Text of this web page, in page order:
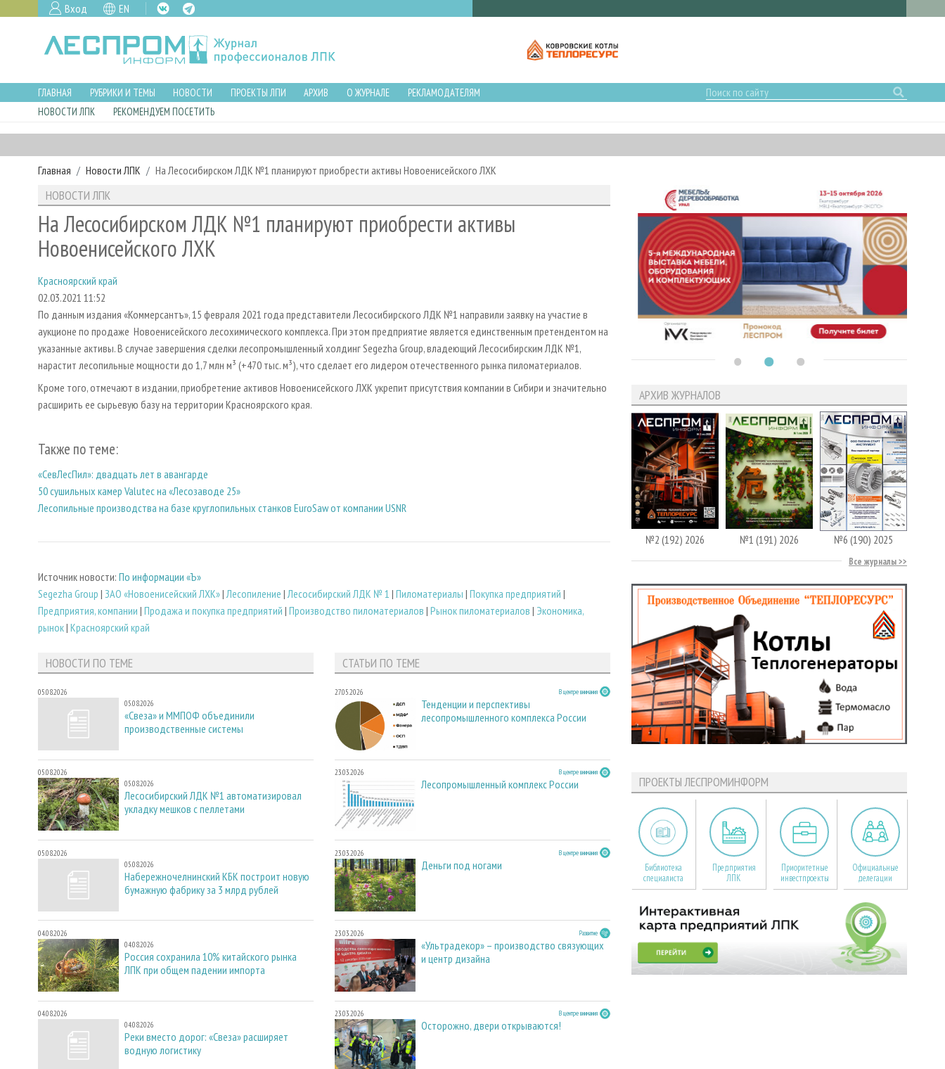
Вход EN
ГЛАВНАЯ РУБРИКИ И ТЕМЫ НОВОСТИ ПРОЕКТЫ ЛПИ АРХИВ О ЖУРНАЛЕ
РЕКЛАМОДАТЕЛЯМ
НОВОСТИ ЛПК
РЕКОМЕНДУЕМ ПОСЕТИТЬ
Главная Новости ЛПК На Лесосибирском ЛДК №1 планируют приобрести активы Новоенисейского ЛХК
НОВОСТИ ЛПК
На Лесосибирском ЛДК №1 планируют приобрести активы
Новоенисейского ЛХК
Красноярский край
02.03.2021 11:52
По данным издания «Коммерсантъ», 15 февраля 2021 года представители Лесосибирского ЛДК №1 направили заявку на участие в
аукционе по продаже Новоенисейского лесохимического комплекса. При этом предприятие является единственным претендентом на
указанные активы. В случае завершения сделки лесопромышленный холдинг Segezha Group, владеющий Лесосибирским ЛДК №1,
нарастит лесопильные мощности до 1,7 млн м³ (+470 тыс. м³), что сделает его лидером отечественного рынка пиломатериалов.
Кроме того, отмечают в издании, приобретение активов Новоенисейского ЛХК укрепит присутствия компании в Сибири и значительно
расширить ее сырьевую базу на территории Красноярского края.
Также по теме:
«СевЛесПил»: двадцать лет в авангарде
50 сушильных камер Valutec на «Лесозаводе 25»
Лесопильные производства на базе круглопильных станков EuroSaw от компании USNR
Источник новости: По информации «Ъ»
Segezha Group | ЗАО «Новоенисейский ЛХК»|Лесопиление |Лесосибирский ЛДК № 1 | Пиломатериалы | Покупка предприятий |
Предприятия, компании | Продажа и покупка предприятий | Производство пиломатериалов | Рынок пиломатериалов | Экономика,
рынок| Красноярский край
НОВОСТИ ПО ТЕМЕ
05.08.2026
05.08.2026
«Свеза» и ММПОФ объединили
производственные системы
05.08.2026
05.08.2026
Лесосибирский ЛДК №1 автоматизировал
укладку мешков с пеллетами
05.08.2026
05.08.2026
Набережночелнинский КБК построит новую
бумажную фабрику за 3 млрд рублей
04.08.2026
04.08.2026
Россия сохранила 10% китайского рынка
ЛПК при общем падении импорта
04.08.2026
04.08.2026
Реки вместо дорог: «Свеза» расширяет
водную логистику
СТАТЬИ ПО ТЕМЕ
27.05.2026 В центре внимания
Тенденции и перспективы
лесопромышленного комплекса России
23.03.2026 В центре внимания
Лесопромышленный комплекс России
23.03.2026 В центре внимания
Деньги под ногами
23.03.2026 Развитие
«Ультрадекор» – производство связующих
и центр дизайна
23.03.2026 В центре внимания
Осторожно, двери открываются!
АРХИВ ЖУРНАЛОВ
№2 (192) 2026 №1 (191) 2026 №6 (190) 2025
Все журналы
ПРОЕКТЫ ЛЕСПРОМИНФОРМ
Библиотека
специалиста
Предприятия
ЛПК
Приоритетные
инвестпроекты
Официальные
делегации